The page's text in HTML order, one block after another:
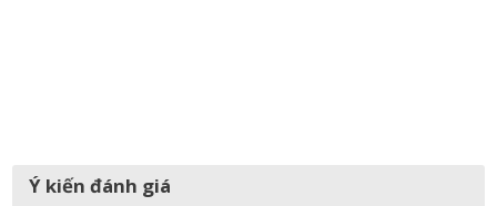
Ý kiến đánh giá